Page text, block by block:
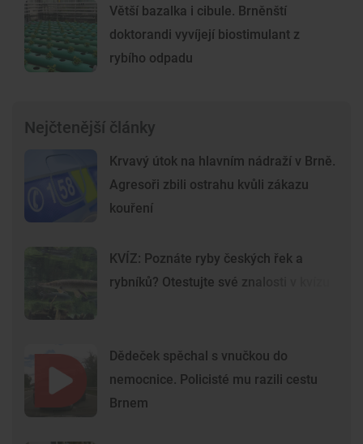
Větší bazalka i cibule. Brněnští
doktorandi vyvíjejí biostimulant z
rybího odpadu
Nejčtenější články
Krvavý útok na hlavním nádraží v Brně.
Agresoři zbili ostrahu kvůli zákazu
kouření
KVÍZ: Poznáte ryby českých řek a
rybníků? Otestujte své znalosti v kvízu
Dědeček spěchal s vnučkou do
nemocnice. Policisté mu razili cestu
Brnem